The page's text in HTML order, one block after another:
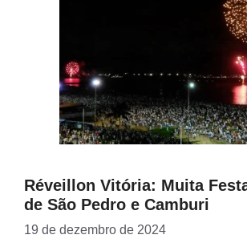
Réveillon Vitória: Muita
de São Pedro e Camburi
19 de dezembro de 2024